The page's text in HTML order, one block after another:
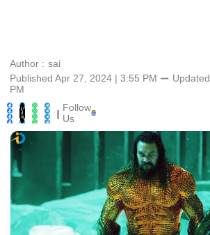
Author : sai
Published Apr 27, 2024 | 3:55 PM ⚊ Updated
PM
| Follow
Us